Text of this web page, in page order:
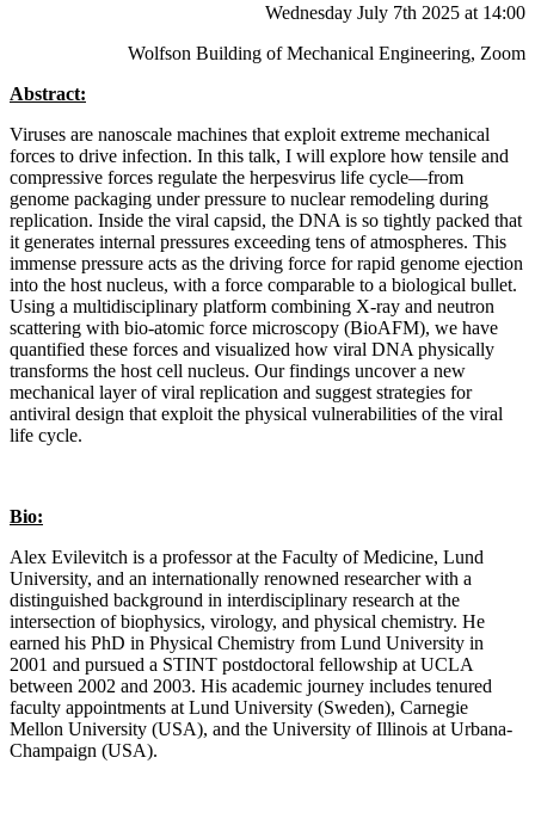
Wednesday July 7th 2025 at 14:00
Wolfson Building of Mechanical Engineering, Zoom
Abstract:
Viruses are nanoscale machines that exploit extreme mechanical
forces to drive infection. In this talk, I will explore how tensile and
compressive forces regulate the herpesvirus life cycle—from
genome packaging under pressure to nuclear remodeling during
replication. Inside the viral capsid, the DNA is so tightly packed that
it generates internal pressures exceeding tens of atmospheres. This
immense pressure acts as the driving force for rapid genome ejection
into the host nucleus, with a force comparable to a biological bullet.
Using a multidisciplinary platform combining X-ray and neutron
scattering with bio-atomic force microscopy (BioAFM), we have
quantified these forces and visualized how viral DNA physically
transforms the host cell nucleus. Our findings uncover a new
mechanical layer of viral replication and suggest strategies for
antiviral design that exploit the physical vulnerabilities of the viral
life cycle.
Bio:
Alex Evilevitch is a professor at the Faculty of Medicine, Lund
University, and an internationally renowned researcher with a
distinguished background in interdisciplinary research at the
intersection of biophysics, virology, and physical chemistry. He
earned his PhD in Physical Chemistry from Lund University in
2001 and pursued a STINT postdoctoral fellowship at UCLA
between 2002 and 2003. His academic journey includes tenured
faculty appointments at Lund University (Sweden), Carnegie
Mellon University (USA), and the University of Illinois at Urbana-
Champaign (USA).